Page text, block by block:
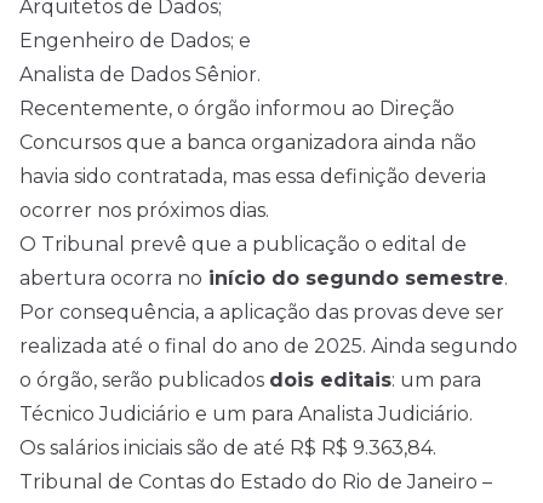
Arquitetos de Dados;
Engenheiro de Dados; e
Analista de Dados Sênior.
Recentemente, o órgão informou ao Direção
Concursos que a banca organizadora ainda não
havia sido contratada, mas essa definição deveria
ocorrer nos próximos dias.
O Tribunal prevê que a publicação o edital de
abertura ocorra no início do segundo semestre.
Por consequência, a aplicação das provas deve ser
realizada até o final do ano de 2025. Ainda segundo
o órgão, serão publicados dois editais: um para
Técnico Judiciário e um para Analista Judiciário.
Os salários iniciais são de até R$ R$ 9.363,84.
Tribunal de Contas do Estado do Rio de Janeiro –